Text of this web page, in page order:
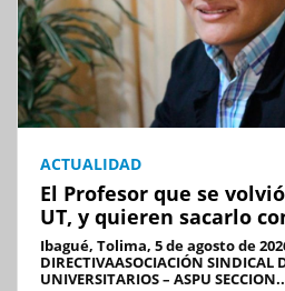
ACTUALIDAD
El Profesor que se
UT, y quieren sacarlo
Ibagué, Tolima, 5 de agosto de
DIRECTIVAASOCIACIÓN SINDICAL
UNIVERSITARIOS – ASPU